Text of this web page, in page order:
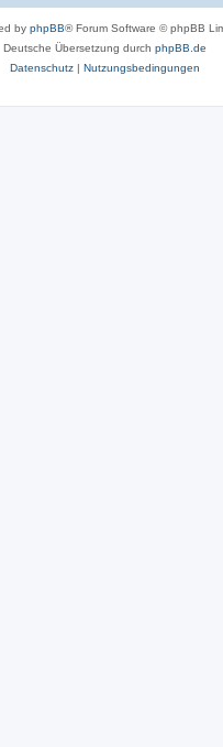
by phpBB® Forum Software © phpBB
Deutsche Übersetzung durch phpBB.de
Datenschutz | Nutzungsbedingungen